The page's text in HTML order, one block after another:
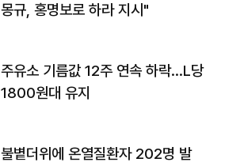
몽규, 홍명보로 하라 지시"
주유소 기름값 12주 연속 하락…L당
1800원대 유지
불볕더위에 온열질환자 202명 발